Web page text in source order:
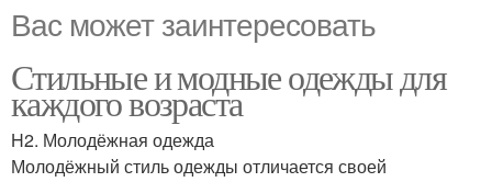
Вас может заинтересовать
Стильные и модные одежды для
каждого возраста
H2. Молодёжная одежда
Молодёжный стиль одежды отличается своей